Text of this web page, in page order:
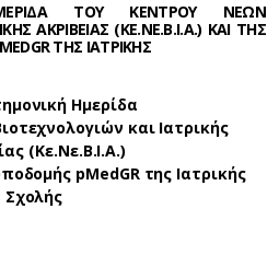
ΤΟΥ ΚΕΝΤΡΟΥ ΝΕΩΝ
ΑΚΡΙΒΕΙΑΣ (ΚΕ.ΝΕ.Β.Ι.Α.) ΚΑΙ ΤΗΣ
ΤΗΣ ΙΑΤΡΙΚΗΣ
Ημερίδα
και Ιατρικής
(Κε.Νε.Β.Ι.Α.)
pMedGR της Ιατρικής
Σχολής